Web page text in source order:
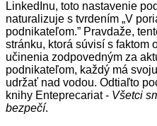
LinkedInu, toto nastavenie
naturalizuje s tvrdením „V
podnikateľom.” Pravdaže,
stránku, ktorá súvisí s faktom
učinenia zodpovedným za
podnikateľom, každý má
udržať nad vodou. Odtiaľto
knihy Enteprecariat - Všetci
bezpečí.